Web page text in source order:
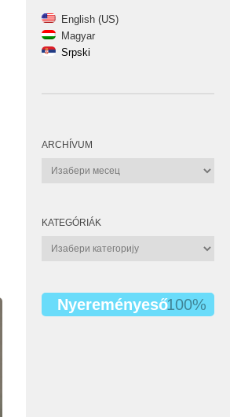
English (US)
Magyar
Srpski
ARCHÍVUM
Archívum
KATEGÓRIÁK
Kategóriák
Nyereményeső100%